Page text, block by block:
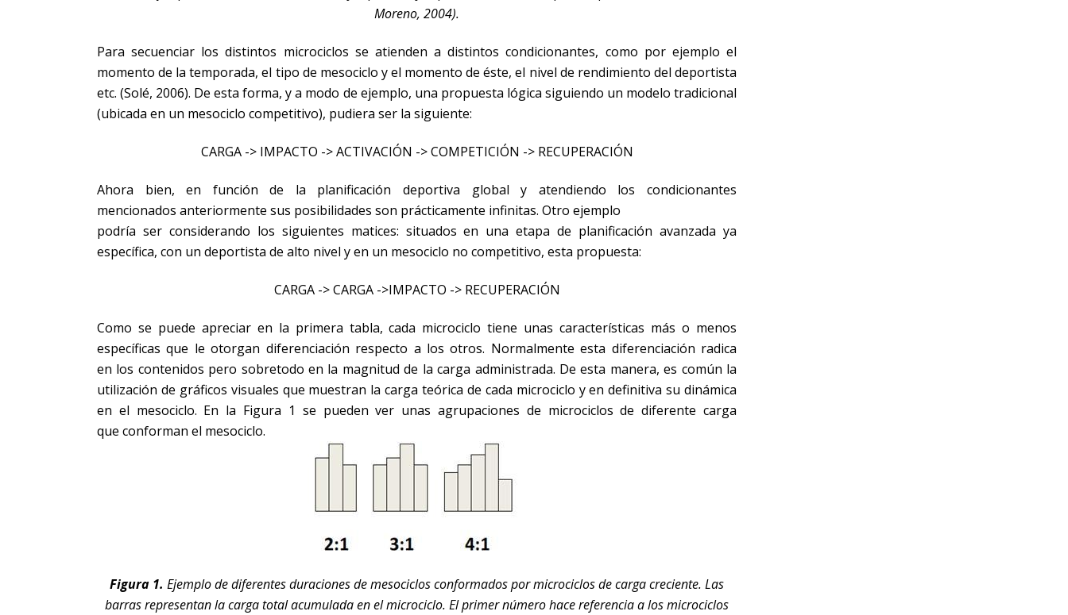
Moreno, 2004).
Para secuenciar los distintos microciclos se atienden a distintos condicionantes, como por ejemplo el
momento de la temporada, el tipo de mesociclo y el momento de éste, el nivel de rendimiento del deportista
etc. (Solé, 2006). De esta forma, y a modo de ejemplo, una propuesta lógica siguiendo un modelo tradicional
(ubicada en un mesociclo competitivo), pudiera ser la siguiente:
CARGA -> IMPACTO -> ACTIVACIÓN -> COMPETICIÓN -> RECUPERACIÓN
Ahora bien, en función de la planificación deportiva global y atendiendo los condicionantes
mencionados anteriormente sus posibilidades son prácticamente infinitas. Otro ejemplo
podría ser considerando los siguientes matices: situados en una etapa de planificación avanzada ya
específica, con un deportista de alto nivel y en un mesociclo no competitivo, esta propuesta:
CARGA -> CARGA ->IMPACTO -> RECUPERACIÓN
Como se puede apreciar en la primera tabla, cada microciclo tiene unas características más o menos
específicas que le otorgan diferenciación respecto a los otros. Normalmente esta diferenciación radica
en los contenidos pero sobretodo en la magnitud de la carga administrada. De esta manera, es común la
utilización de gráficos visuales que muestran la carga teórica de cada microciclo y en definitiva su dinámica
en el mesociclo. En la Figura 1 se pueden ver unas agrupaciones de microciclos de diferente carga
que conforman el mesociclo.
Figura 1. Ejemplo de diferentes duraciones de mesociclos conformados por microciclos de carga creciente. Las
barras representan la carga total acumulada en el microciclo. El primer número hace referencia a los microciclos